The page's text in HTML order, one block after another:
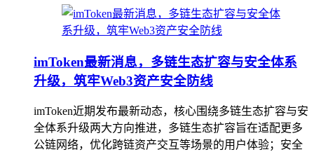
imToken最新消息，多链生态扩容与安全体系
升级，筑牢Web3资产安全防线
imToken近期发布最新动态，核心围绕多链生态扩容与安
全体系升级两大方向推进，多链生态扩容旨在适配更多
公链网络，优化跨链资产交互等场景的用户体验；安全